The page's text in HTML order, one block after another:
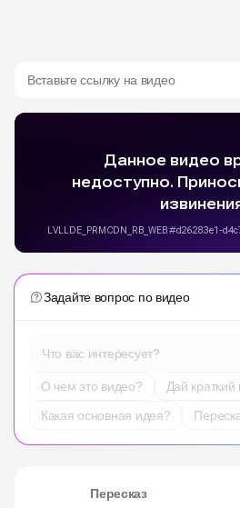
Вставьте ссылку на видео
Задайте вопрос по видео
Что вас интересует?
О чем это видео?
Дай краткий
Какая основная идея?
Пересказ